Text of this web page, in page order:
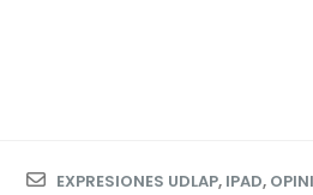
EXPRESIONES UDLAP, IPAD,